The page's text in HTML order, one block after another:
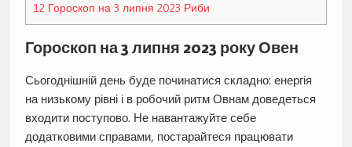
12Гороскоп на 3 липня 2023 Риби
Гороскоп на 3 липня 2023 року Овен
Сьогоднішній день буде починатися складно: енергія
на низькому рівні і в робочий ритм Овнам доведеться
входити поступово. Не навантажуйте себе
додатковими справами, постарайтеся працювати